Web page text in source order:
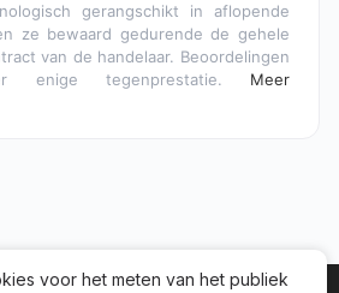
gerangschikt in aflopende
ze bewaard gedurende de gehele
van de handelaar. Beoordelingen
enige tegenprestatie. Meer
voor het meten van het publiek